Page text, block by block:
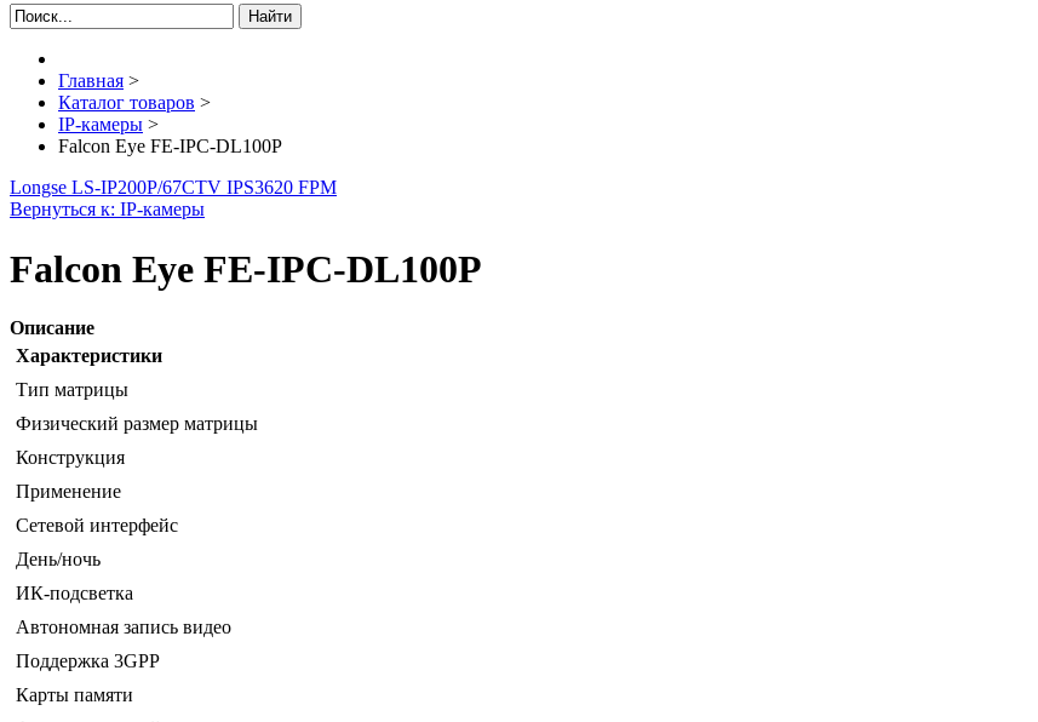
Найти
Главная >
Каталог товаров >
IP-камеры >
Falcon Eye FE-IPC-DL100P
Longse LS-IP200P/67CTV IPS3620 FPM
Вернуться к: IP-камеры
Falcon Eye FE-IPC-DL100P
Описание
Характеристики
Тип матрицы
Физический размер матрицы
Конструкция
Применение
Сетевой интерфейс
День/ночь
ИК-подсветка
Автономная запись видео
Поддержка 3GPP
Карты памяти